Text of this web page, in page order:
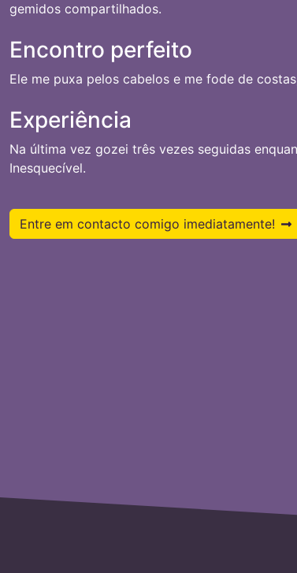
gemidos compartilhados.
Encontro perfeito
Ele me puxa pelos cabelos e me fode de
Experiência
Na última vez gozei três vezes seguidas
Inesquecível.
Entre em contacto comigo imediatamente!